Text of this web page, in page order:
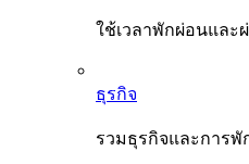
ใช้เวลาพักผ่อนแล
ธุรกิจ
รวมธุรกิจและการพั